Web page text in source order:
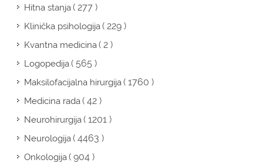
Hitna stanja( 277 )
Klinička psihologija( 229 )
Kvantna medicina( 2 )
Logopedija( 565 )
Maksilofacijalna hirurgija( 1760 )
Medicina rada( 42 )
Neurohirurgija( 1201 )
Neurologija( 4463 )
Onkologija( 904 )